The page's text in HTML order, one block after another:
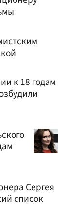
к 18 годам
Сергея
список